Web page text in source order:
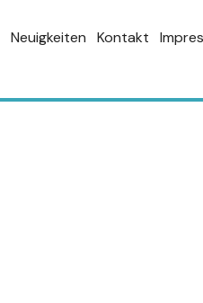
Neuigkeiten Kontakt